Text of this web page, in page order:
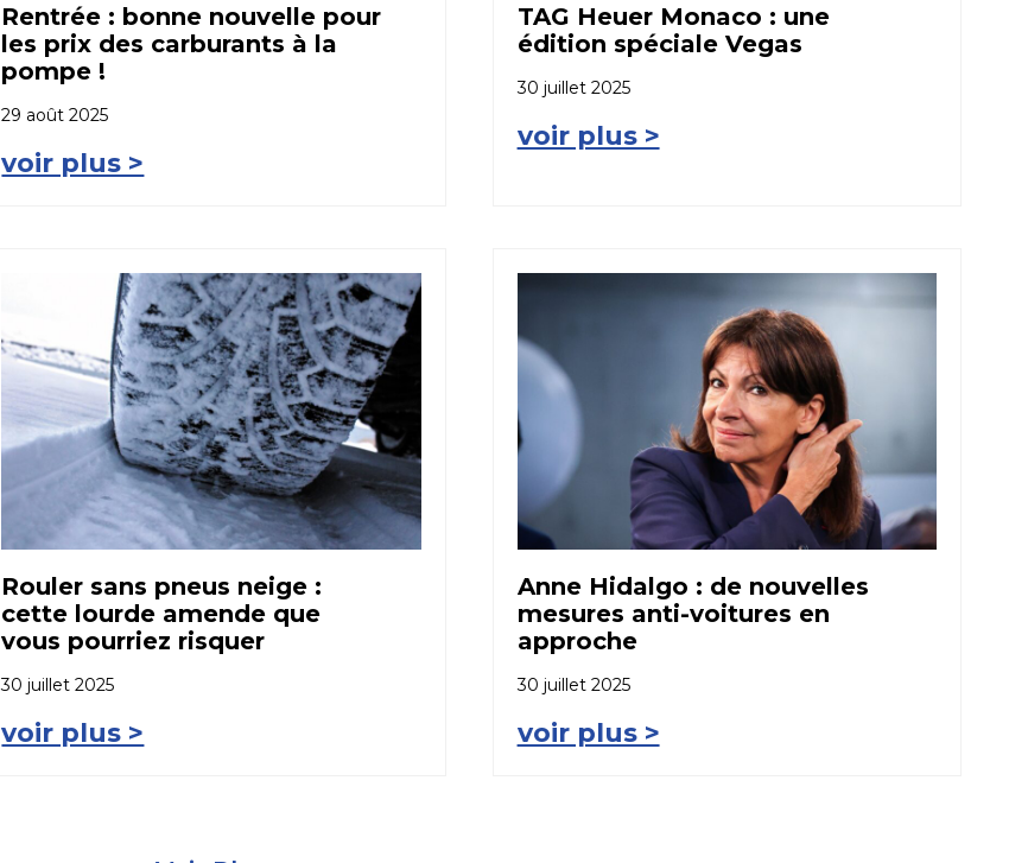
Rentrée : bonne nouvelle pour
les prix des carburants à la
pompe !
29 août 2025
voir plus >
TAG Heuer Monaco : une
édition spéciale Vegas
30 juillet 2025
voir plus >
Rouler sans pneus neige :
cette lourde amende que
vous pourriez risquer
30 juillet 2025
voir plus >
Anne Hidalgo : de nouvelles
mesures anti-voitures en
approche
30 juillet 2025
voir plus >